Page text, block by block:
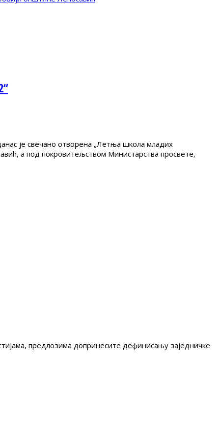
је свечано отворена „Летња школа младих
а под покровитељством Министарства просвете,
предлозима допринесите дефинисању заједничке